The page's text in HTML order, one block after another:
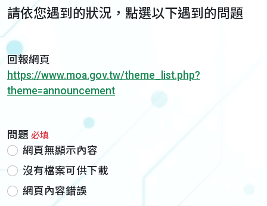
請依您遇到的狀況，點選以下遇到的問題
回報網頁
https://www.moa.gov.tw/theme_list.php?
theme=announcement
問題 必填
網頁無顯示內容
沒有檔案可供下載
網頁內容錯誤